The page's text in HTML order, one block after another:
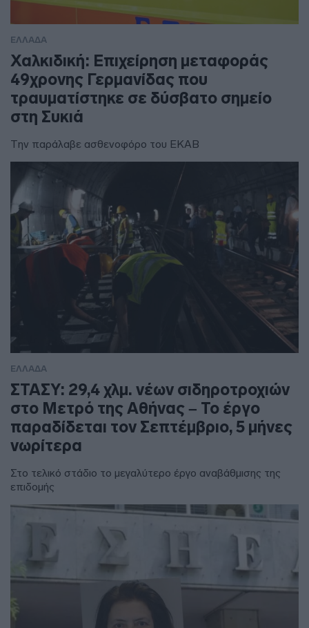
ΕΛΛΑΔΑ
Χαλκιδική: Επιχείρηση μεταφοράς
49χρονης Γερμανίδας που
τραυματίστηκε σε δύσβατο σημείο
στη Συκιά
Την παράλαβε ασθενοφόρο του ΕΚΑΒ
ΕΛΛΑΔΑ
ΣΤΑΣΥ: 29,4 χλμ. νέων σιδηροτροχιών
στο Μετρό της Αθήνας – Το έργο
παραδίδεται τον Σεπτέμβριο, 5 μήνες
νωρίτερα
Στο τελικό στάδιο το μεγαλύτερο έργο αναβάθμισης της
επιδομής